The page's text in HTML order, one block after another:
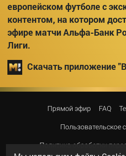
европейском футболе с
контентом, на котором
эфире матчи Альфа-Банк
Лиги.
Скачать приложение
Прямой эфир FAQ
Пользовательское
Политика обработки